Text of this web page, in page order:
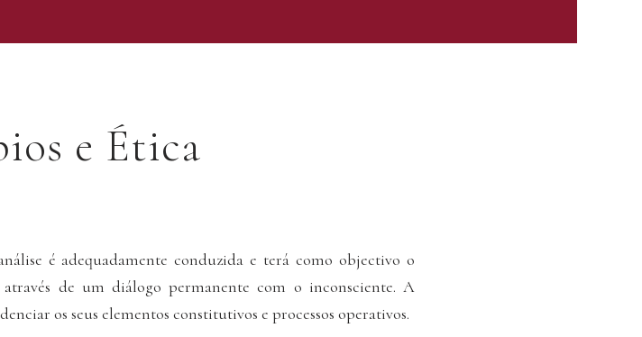
e Ética
é adequadamente conduzida e terá como objectivo o
de um diálogo permanente com o inconsciente. A
os seus elementos constitutivos e processos operativos.